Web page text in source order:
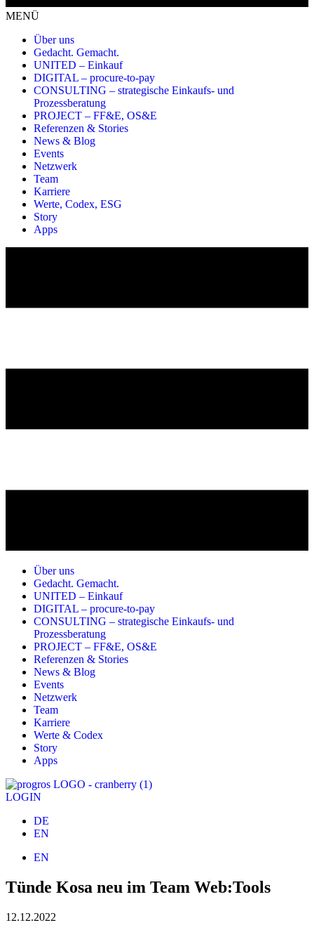
MENÜ
Über uns
Gedacht. Gemacht.
UNITED – Einkauf
DIGITAL – procure-to-pay
CONSULTING – strategische Einkaufs- und
Prozessberatung
PROJECT – FF&E, OS&E
Referenzen & Stories
News & Blog
Events
Netzwerk
Team
Karriere
Werte, Codex, ESG
Story
Apps
Über uns
Gedacht. Gemacht.
UNITED – Einkauf
DIGITAL – procure-to-pay
CONSULTING – strategische Einkaufs- und
Prozessberatung
PROJECT – FF&E, OS&E
Referenzen & Stories
News & Blog
Events
Netzwerk
Team
Karriere
Werte & Codex
Story
Apps
LOGIN
DE
EN
EN
Tünde Kosa neu im Team Web:Tools
12.12.2022